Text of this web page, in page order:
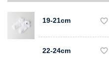
19-21cm
22-24cm